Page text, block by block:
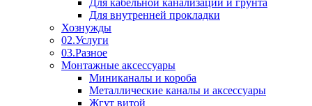
Для кабельной канализации и грунта
Для внутренней прокладки
Хознужды
02.Услуги
03.Разное
Монтажные аксессуары
Миниканалы и короба
Металлические каналы и аксессуары
Жгут витой